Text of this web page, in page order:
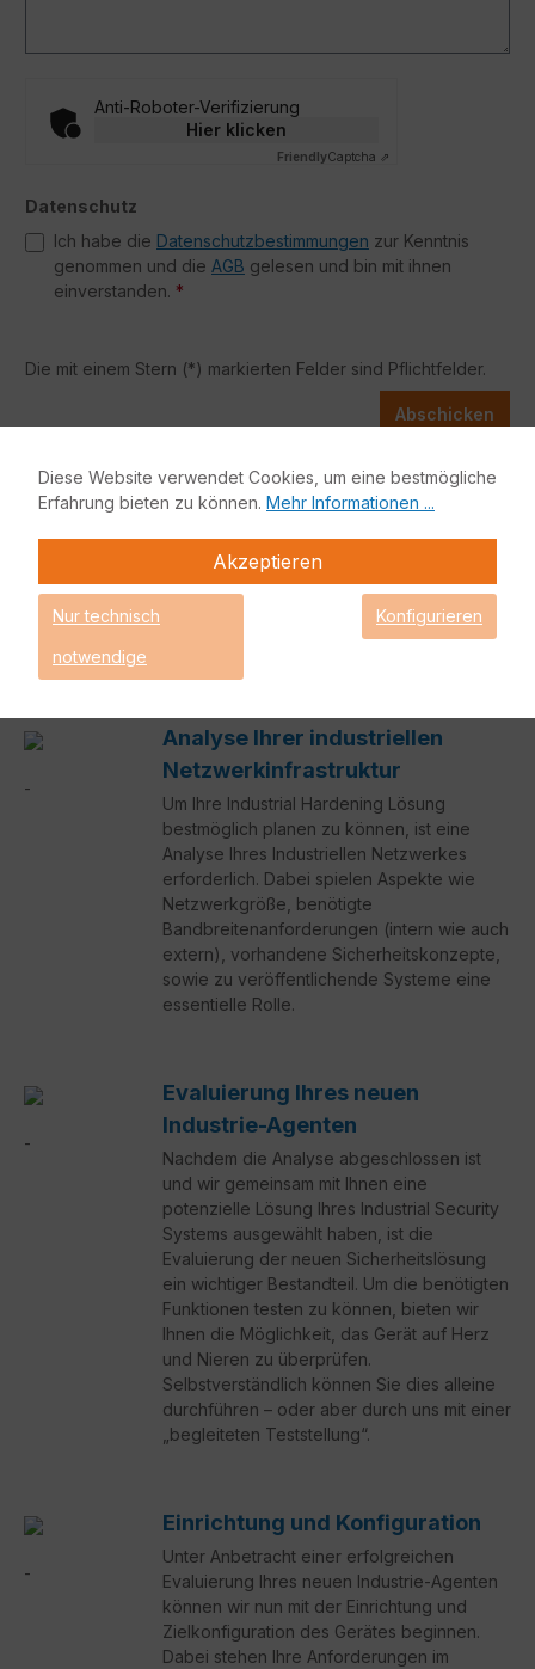
Anti-Roboter-Verifizierung
Hier klicken
FriendlyCaptcha ⇗
Datenschutz
Ich habe die Datenschutzbestimmungen zur Kenntnis
genommen und die AGB gelesen und bin mit ihnen
einverstanden. *
Die mit einem Stern (*) markierten Felder sind Pflichtfelder.
Abschicken
In 4 einfachen Schritten zu Ihrer
individuellen Industrial Hardening Lösung
Analyse Ihrer industriellen
Netzwerkinfrastruktur
Um Ihre Industrial Hardening Lösung
bestmöglich planen zu können, ist eine
Analyse Ihres Industriellen Netzwerkes
erforderlich. Dabei spielen Aspekte wie
Netzwerkgröße, benötigte
Bandbreitenanforderungen (intern wie auch
extern), vorhandene Sicherheitskonzepte,
sowie zu veröffentlichende Systeme eine
essentielle Rolle.
Evaluierung Ihres neuen
Industrie-Agenten
Nachdem die Analyse abgeschlossen ist
und wir gemeinsam mit Ihnen eine
potenzielle Lösung Ihres Industrial Security
Systems ausgewählt haben, ist die
Evaluierung der neuen Sicherheitslösung
ein wichtiger Bestandteil. Um die benötigten
Funktionen testen zu können, bieten wir
Ihnen die Möglichkeit, das Gerät auf Herz
und Nieren zu überprüfen.
Selbstverständlich können Sie dies alleine
durchführen – oder aber durch uns mit einer
„begleiteten Teststellung“.
Einrichtung und Konfiguration
Unter Anbetracht einer erfolgreichen
Evaluierung Ihres neuen Industrie-Agenten
können wir nun mit der Einrichtung und
Zielkonfiguration des Gerätes beginnen.
Dabei stehen Ihre Anforderungen im
Diese Website verwendet Cookies, um eine bestmögliche
Erfahrung bieten zu können. Mehr Informationen ...
Akzeptieren
Nur technisch
notwendige
Konfigurieren